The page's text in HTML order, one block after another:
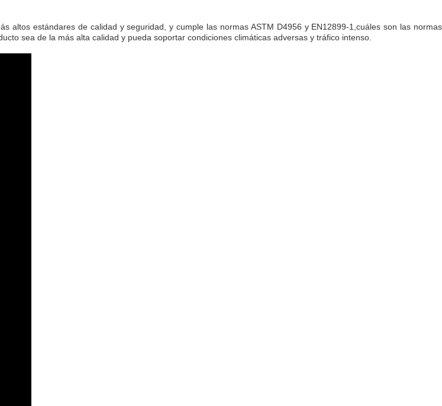
altos estándares de calidad y seguridad, y cumple las normas ASTM D4956 y EN12899-1,cuáles son las normas
sea de la más alta calidad y pueda soportar condiciones climáticas adversas y tráfico intenso.